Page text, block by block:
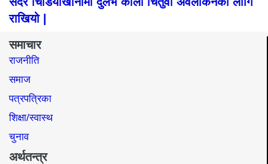
राखियो |
समाचार
राजनीति
समाज​
पत्रपत्रिका
शिक्षा/स्वास्थ
चुनाव
अर्थतन्त्र